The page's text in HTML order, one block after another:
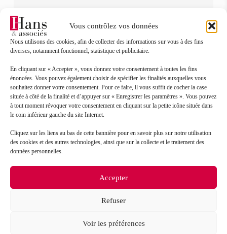
Vous contrôlez vos données
Nous utilisons des cookies, afin de collecter des informations sur vous à des fins
diverses, notamment fonctionnel, statistique et publicitaire.
En cliquant sur « Accepter », vous donnez votre consentement à toutes les fins
énoncées. Vous pouvez également choisir de spécifier les finalités auxquelles vous
souhaitez donner votre consentement. Pour ce faire, il vous suffit de cocher la case
située à côté de la finalité et d’appuyer sur « Enregistrer les paramètres ». Vous pouvez
à tout moment révoquer votre consentement en cliquant sur la petite icône située dans
le coin inférieur gauche du site Internet.
Cliquez sur les liens au bas de cette bannière pour en savoir plus sur notre utilisation
des cookies et des autres technologies, ainsi que sur la collecte et le traitement des
données personnelles.
Accepter
Refuser
Voir les préférences
Missions juridiques & fiscales
Optimisation juridique et fiscale
Gestion sociale des salariés et du dirigeant
Gestion de patrimoine
Contrôle de gestion
Tableaux de bord et budget